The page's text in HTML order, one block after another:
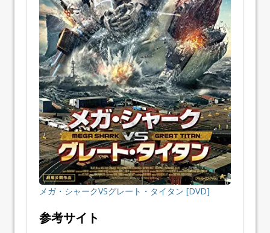
メガ・シャークVSグレート・タイタン [DVD]
参考サイト